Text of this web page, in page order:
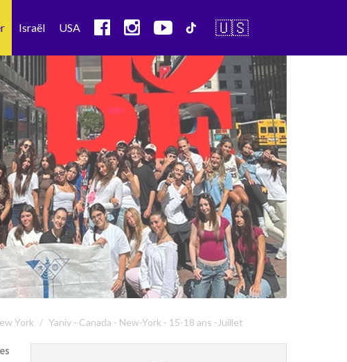
Israël USA 🇺🇸
York Yaniv - Canada - New-York - 15-18 ans -Juillet